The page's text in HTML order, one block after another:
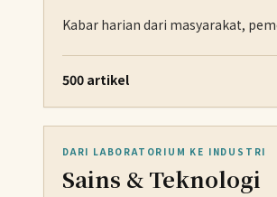
Kabar harian dari masyarakat,
500 artikel
DARI LABORATORIUM KE INDUSTRI
Sains & Teknologi